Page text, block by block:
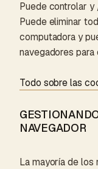
Puede controlar
Puede eliminar
computadora y
navegadores
Todo sobre las
NAVEGADOR
La mayoría de los